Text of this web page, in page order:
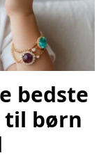
bedste
til børn